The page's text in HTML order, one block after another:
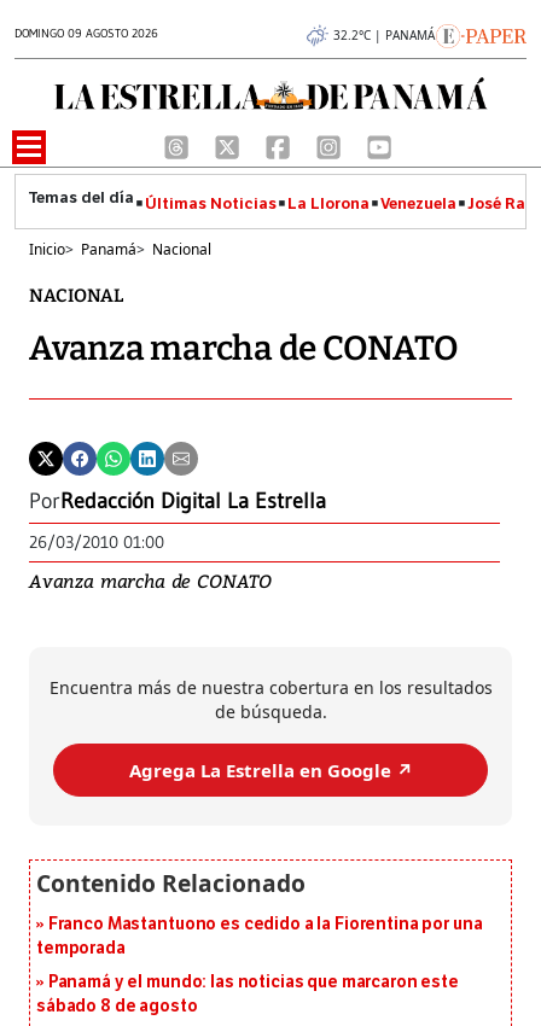
DOMINGO 09 AGOSTO 2026 32.2°C | PANAMÁ
Últimas Noticias La Llorona Venezuela José
Inicio> Panamá> Nacional
NACIONAL
Avanza marcha de CONATO
PorRedacción Digital La Estrella
26/03/2010 01:00
Avanza marcha de CONATO
Encuentra más de nuestra cobertura en los resultados
de búsqueda.
Agrega La Estrella en Google ↗️
Franco Mastantuono es cedido a la Fiorentina por una
temporada
Panamá y el mundo: las noticias que marcaron este
sábado 8 de agosto